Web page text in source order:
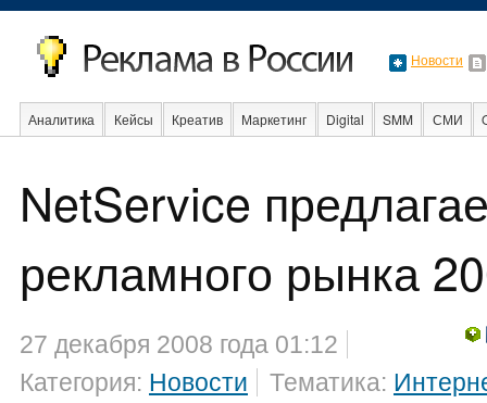
Новости
Аналитика Кейсы Креатив Маркетинг Digital SMM СМИ
NetService
рекламного рынка
27 декабря 2008 года 01:12
Категория: Новости Тематика: